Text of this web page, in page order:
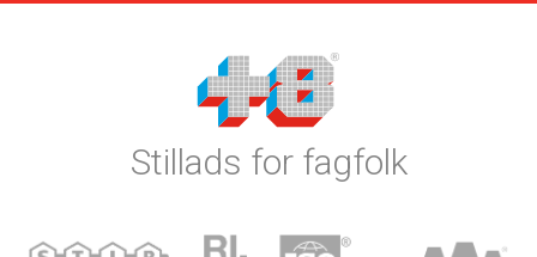
Stillads for fagfolk